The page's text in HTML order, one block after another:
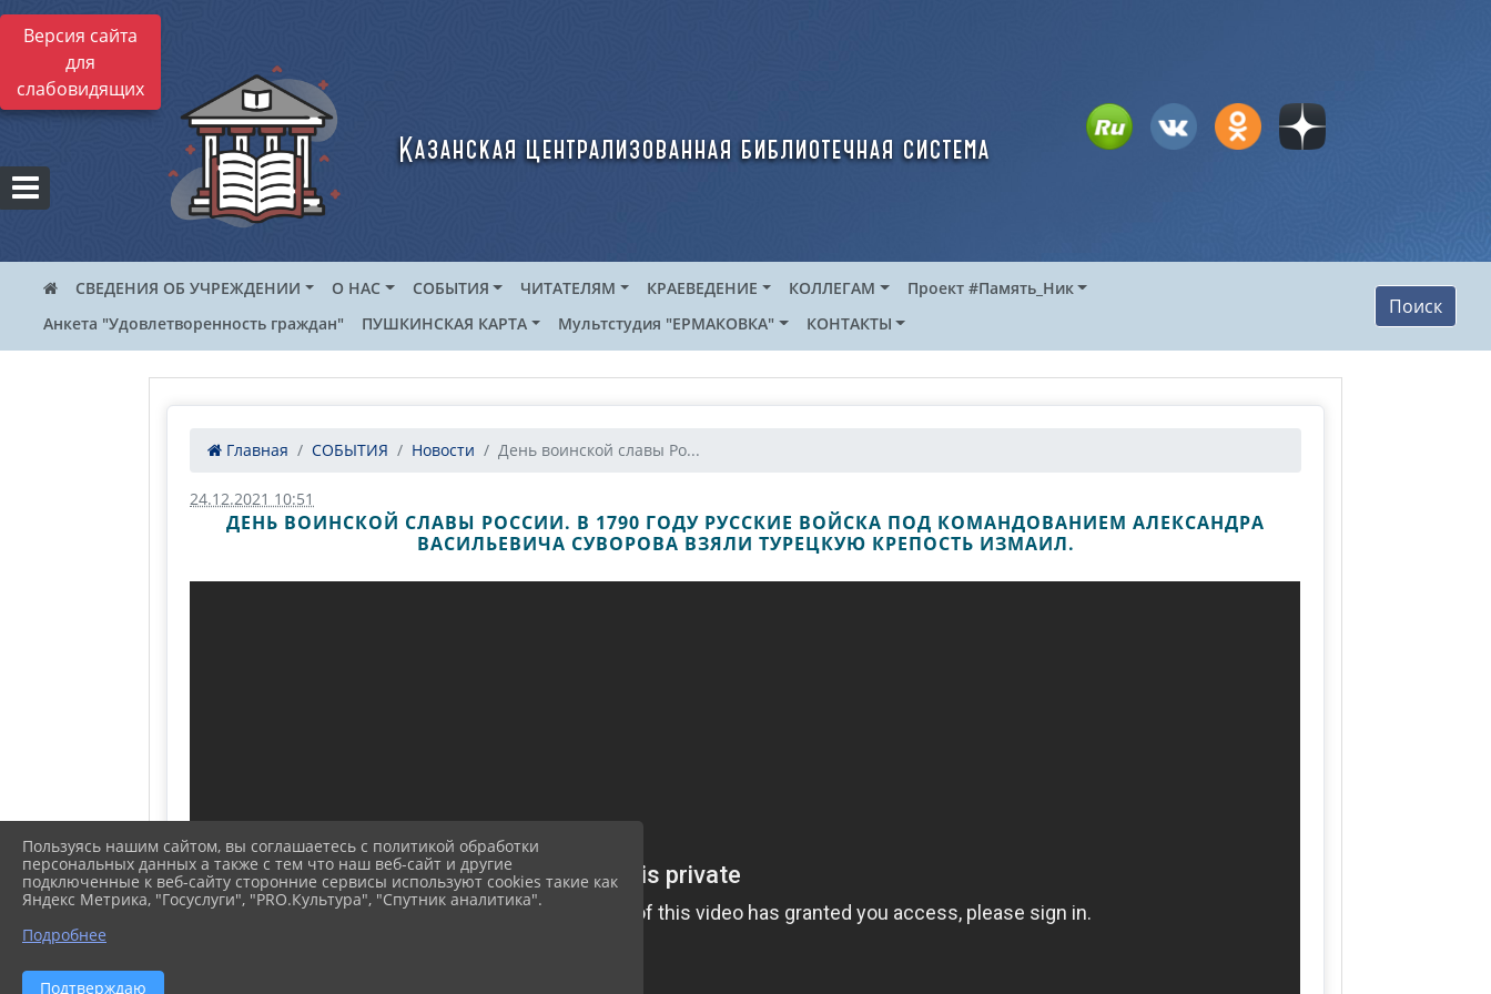
Версия сайта
для
слабовидящих
Казанская централизованная библиотечная система
СВЕДЕНИЯ ОБ УЧРЕЖДЕНИИ О НАС СОБЫТИЯ ЧИТАТЕЛЯМ КРАЕВЕДЕНИЕ КОЛЛЕГАМ
Проект #Память_Ник
Анкета "Удовлетворенность граждан"
ПУШКИНСКАЯ КАРТА Мультстудия "ЕРМАКОВКА" КОНТАКТЫ
Поиск
Главная СОБЫТИЯ Новости День воинской славы Ро...
24.12.2021 10:51
ДЕНЬ ВОИНСКОЙ СЛАВЫ РОССИИ. В 1790 ГОДУ РУССКИЕ ВОЙСКА ПОД КОМАНДОВАНИЕМ АЛЕКСАНДРА
ВАСИЛЬЕВИЧА СУВОРОВА ВЗЯЛИ ТУРЕЦКУЮ КРЕПОСТЬ ИЗМАИЛ.
Пользуясь нашим сайтом, вы соглашаетесь с политикой обработки
персональных данных а также с тем что наш веб-сайт и другие
подключенные к веб-сайту сторонние сервисы используют cookies такие как
Яндекс Метрика, "Госуслуги", "PRO.Культура", "Спутник аналитика".
Подробнее
Подтверждаю